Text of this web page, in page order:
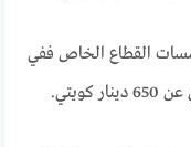
القطاع الخاص ففي